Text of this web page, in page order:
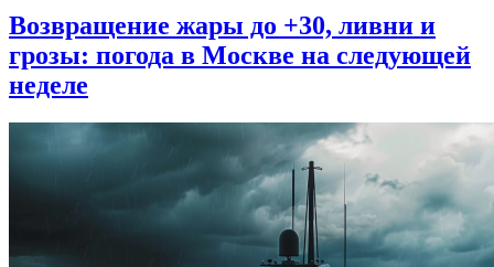
Возвращение жары до +30, ливни и
грозы: погода в Москве на следующей
неделе